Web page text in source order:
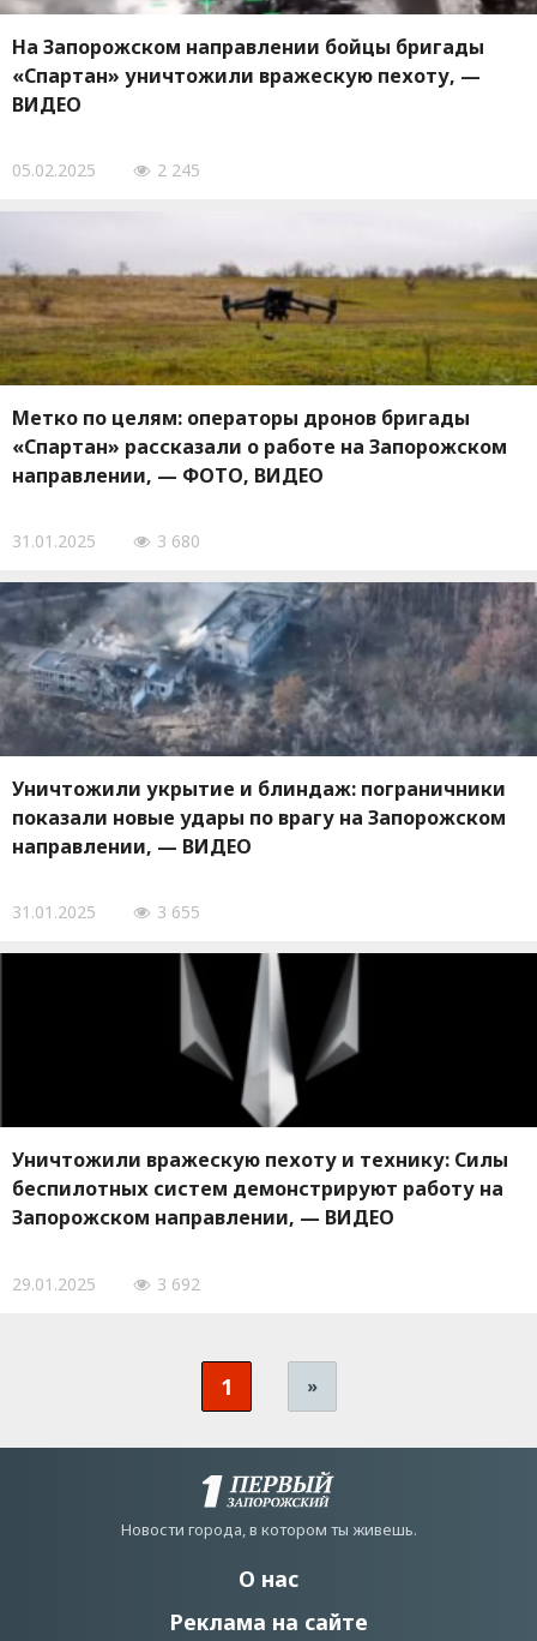
На Запорожском направлении бойцы бригады
«Спартан» уничтожили вражескую пехоту, —
ВИДЕО
05.02.2025 2 245
Метко по целям: операторы дронов бригады
«Спартан» рассказали о работе на Запорожском
направлении, — ФОТО, ВИДЕО
31.01.2025 3 680
Уничтожили укрытие и блиндаж: пограничники
показали новые удары по врагу на Запорожском
направлении, — ВИДЕО
31.01.2025 3 655
Уничтожили вражескую пехоту и технику: Силы
беспилотных систем демонстрируют работу на
Запорожском направлении, — ВИДЕО
29.01.2025 3 692
1 »
Новости города, в котором ты живешь.
О нас
Реклама на сайте